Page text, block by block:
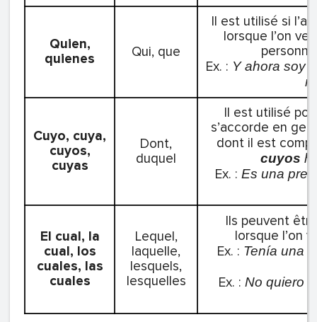
Quien,
quienes
Qui, que
Il est utilisé si
lorsque l’on
Ex. : Y ahora soy
Cuyo, cuya,
cuyos,
cuyas
Dont,
duquel
Il est utilisé
s’accorde en
dont il est
cuyos
Ex. : Es una
El cual, la
cual, los
cuales, las
cuales
Lequel,
laquelle,
lesquels,
lesquelles
Ils peuvent
lorsque l’on
Ex. : Tenía una
Ex. : No quiero